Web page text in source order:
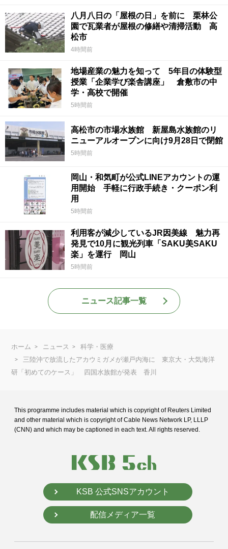
八月八日の「屋根の日」を前に 栗林公
園で瓦業者が屋根の修繕や清掃活動 高
松市
4時間前
地場産業の魅力を知って 5年目の体験型
授業「企業学び楽舎講座」 倉敷市の中
学・高校で開催
5時間前
高松市の市場水族館 新屋島水族館のリ
ニューアルオープンに向け9月28日で閉館
5時間前
岡山・和気町が公式LINEアカウントの運
用開始 手軽に行政手続き・クーポン利
用
5時間前
利用客が減少しているJR因美線 魅力再
発見で10月に観光列車「SAKU美SAKU
楽」を運行 岡山
5時間前
ニュース記事一覧
ホーム ニュース
科学・医療
三陸沖で放流したアカウミガメが瀬戸内海に 東京大・大気海洋
研「初めてのケース」 四国水族館が発表 香川
This programme includes material which is copyright of Reuters Limited
and other material which is copyright of Cable News Network LP, LLLP
(CNN) and which may be captioned in each text. All rights reserved.
KSB 公式SNSアカウント
配信メディア一覧